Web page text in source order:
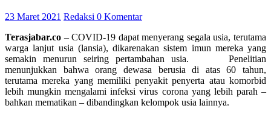
23 Maret 2021 Redaksi 0 Komentar
Terasjabar.co – COVID-19 dapat menyerang segala usia, terutama
warga lanjut usia (lansia), dikarenakan sistem imun mereka yang
semakin menurun seiring pertambahan usia. Penelitian
menunjukkan bahwa orang dewasa berusia di atas 60 tahun,
terutama mereka yang memiliki penyakit penyerta atau komorbid
lebih mungkin mengalami infeksi virus corona yang lebih parah –
bahkan mematikan – dibandingkan kelompok usia lainnya.